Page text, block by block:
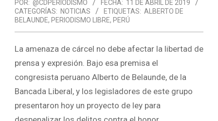
POR: @CDPERIODISMO FECHA: 11 DE ABRIL DE 2019
CATEGORÍAS: NOTICIAS ETIQUETAS: ALBERTO DE
BELAUNDE, PERIODISMO LIBRE, PERÚ
La amenaza de cárcel no debe afectar la libertad de
prensa y expresión. Bajo esa premisa el
congresista peruano Alberto de Belaunde, de la
Bancada Liberal, y los legisladores de este grupo
presentaron hoy un proyecto de ley para